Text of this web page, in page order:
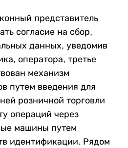
представитель
согласие на сбор,
данных, уведомив
оператора, третье
механизм
путем введения для
розничной торговли
операций через
машины путем
идентификации. Рядом